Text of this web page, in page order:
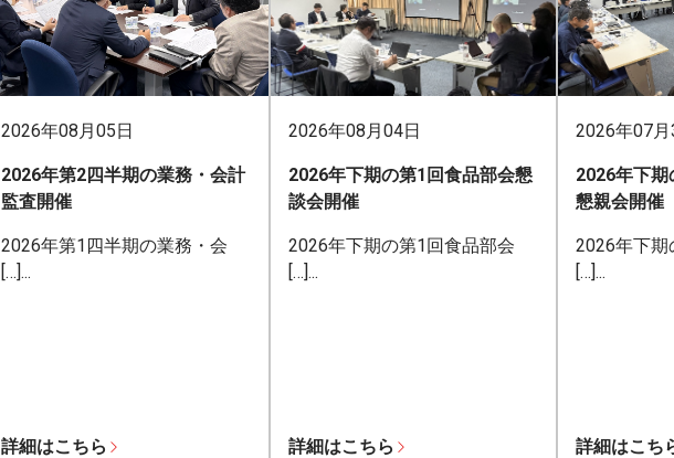
2026年08月05日
2026年第2四半期の業務・会計
監査開催
2026年第1四半期の業務・会
[…]...
詳細はこちら
2026年08月04日
2026年下期の第1回食品部会懇
談会開催
2026年下期の第1回食品部会
[…]...
詳細はこちら
2026年07
2026年下
懇親会開催
2026年下期
[…]...
詳細はこち